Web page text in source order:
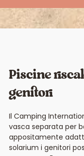
Piscine
genitori
Il Camping
vasca separata per
appositamente
solarium i genitori